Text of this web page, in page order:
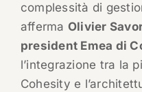
complessità di
afferma Olivier
president Emea di
l’integrazione tra la
Cohesity e